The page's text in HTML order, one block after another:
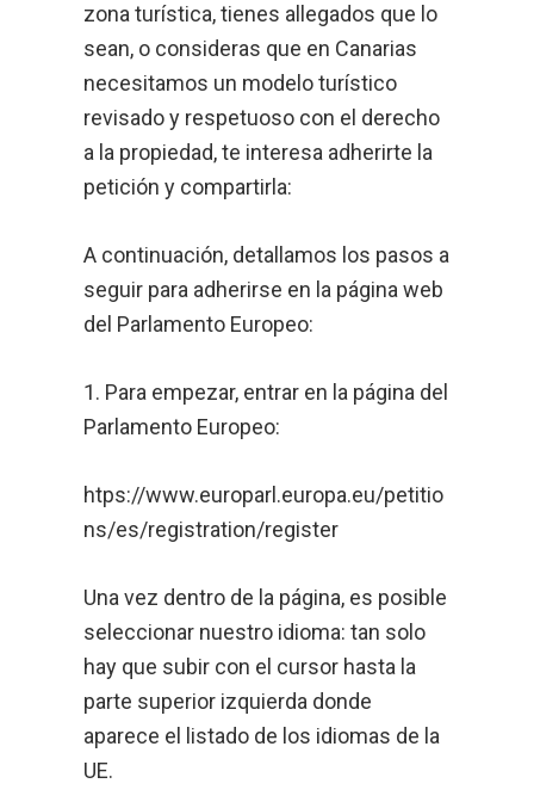
zona turística, tienes allegados que lo
sean, o consideras que en Canarias
necesitamos un modelo turístico
revisado y respetuoso con el derecho
a la propiedad, te interesa adherirte la
petición y compartirla:
A continuación, detallamos los pasos a
seguir para adherirse en la página web
del Parlamento Europeo:
1. Para empezar, entrar en la página del
Parlamento Europeo:
htps://www.europarl.europa.eu/petitio
ns/es/registration/register
Una vez dentro de la página, es posible
seleccionar nuestro idioma: tan solo
hay que subir con el cursor hasta la
parte superior izquierda donde
aparece el listado de los idiomas de la
UE.